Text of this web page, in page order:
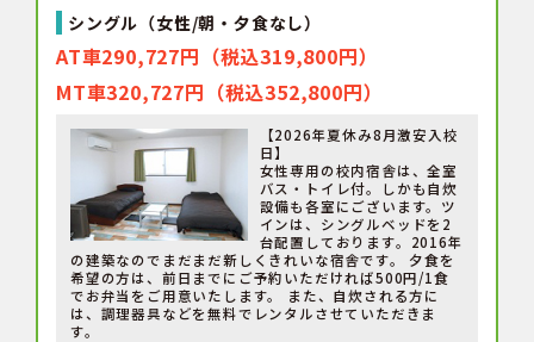
シングル（女性/朝・夕食なし）
AT車290,727円（税込319,800円）
MT車320,727円（税込352,800円）
【2026年夏休み8月激安入校
日】
女性専用の校内宿舎は、全室
バス・トイレ付。しかも自炊
設備も各室にございます。ツ
インは、シングルベッドを2
台配置しております。2016年
の建築なのでまだまだ新しくきれいな宿舎です。 夕食を
希望の方は、前日までにご予約いただければ500円/1食
でお弁当をご用意いたします。 また、自炊される方に
は、調理器具などを無料でレンタルさせていただきま
す。